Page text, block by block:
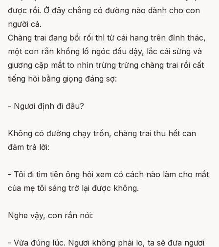
được rồi. Ở đây chẳng có đường nào dành cho con
người cả.
Chàng trai đang bối rối thì từ cái hang trên đỉnh thác,
một con rắn khổng lồ ngóc đầu dậy, lắc cái sừng và
giương cặp mắt to nhìn trừng trừng chàng trai rồi cất
tiếng hỏi bằng giọng đáng sợ:
- Ngươi định đi đâu?
Không có đường chạy trốn, chàng trai thu hết can
đảm trả lời:
- Tôi đi tìm tiên ông hỏi xem có cách nào làm cho mắt
của mẹ tôi sáng trở lại được không.
Nghe vậy, con rắn nói:
- Vừa đúng lúc. Ngươi không phải lo, ta sẽ đưa ngươi